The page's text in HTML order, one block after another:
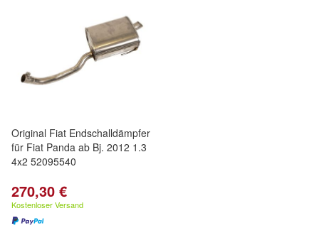
Original Fiat Endschalldämpfer
für Fiat Panda ab Bj. 2012 1.3
4x2 52095540
270,30 €
Kostenloser Versand